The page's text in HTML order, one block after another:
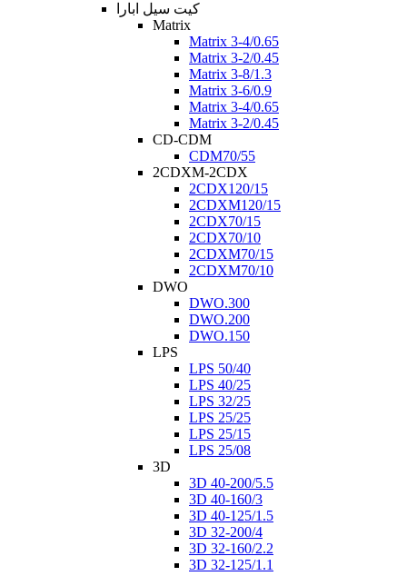
کیت سیل ابارا
Matrix
Matrix 3-4/0.65
Matrix 3-2/0.45
Matrix 3-8/1.3
Matrix 3-6/0.9
Matrix 3-4/0.65
Matrix 3-2/0.45
CD-CDM
CDM70/55
2CDXM-2CDX
2CDX120/15
2CDXM120/15
2CDX70/15
2CDX70/10
2CDXM70/15
2CDXM70/10
DWO
DWO.300
DWO.200
DWO.150
LPS
LPS 50/40
LPS 40/25
LPS 32/25
LPS 25/25
LPS 25/15
LPS 25/08
3D
3D 40-200/5.5
3D 40-160/3
3D 40-125/1.5
3D 32-200/4
3D 32-160/2.2
3D 32-125/1.1